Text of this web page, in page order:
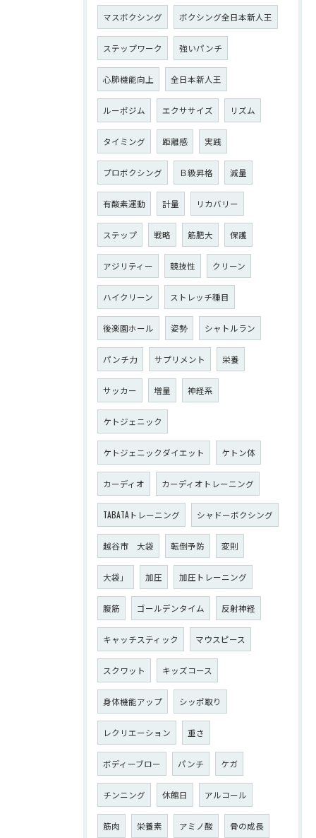
マスボクシング ボクシング全日本新人王
ステップワーク 強いパンチ
心肺機能向上 全日本新人王
ルーポジム エクササイズ リズム
タイミング 距離感 実践
プロボクシング Ｂ級昇格 減量
有酸素運動 計量 リカバリー
ステップ 戦略 筋肥大 保護
アジリティー 競技性 クリーン
ハイクリーン ストレッチ種目
後楽園ホール 姿勢 シャトルラン
パンチ力 サプリメント 栄養
サッカー 増量 神経系
ケトジェニック
ケトジェニックダイエット ケトン体
カーディオ カーディオトレーニング
TABATAトレーニング シャドーボクシング
越谷市 大袋 転倒予防 変則
大袋」 加圧 加圧トレーニング
腹筋 ゴールデンタイム 反射神経
キャッチスティック マウスピース
スクワット キッズコース
身体機能アップ シッポ取り
レクリエーション 重さ
ボディーブロー パンチ ケガ
チンニング 休館日 アルコール
筋肉 栄養素 アミノ酸 骨の成長